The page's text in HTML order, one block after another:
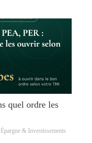
quel ordre les
Épargne & Investissements